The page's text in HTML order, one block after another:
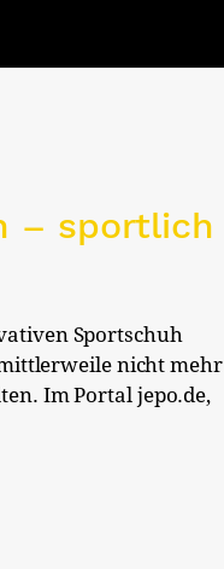
– sportlich
Sportschuh
nicht mehr
Im Portal jepo.de,